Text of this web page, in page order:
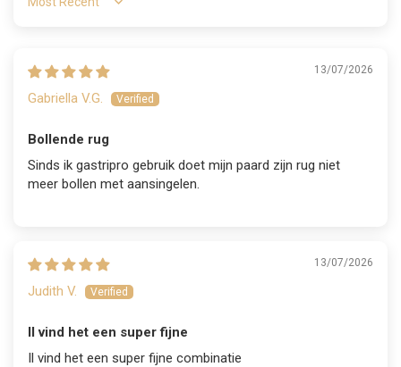
Sort by
13/07/2026
Gabriella V.G.
Bollende rug
Sinds ik gastripro gebruik doet mijn paard zijn rug niet
meer bollen met aansingelen.
13/07/2026
Judith V.
Il vind het een super fijne
Il vind het een super fijne combinatie